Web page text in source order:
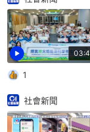
1
社會新聞